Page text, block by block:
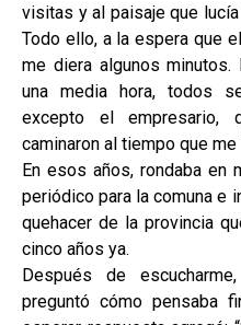
visitas y al paisaje que
Todo ello, a la espera que
me diera algunos
una media hora, todos
excepto el empresario,
caminaron al tiempo que
En esos años, rondaba en
periódico para la comuna e
quehacer de la provincia
cinco años ya.
Después de
preguntó cómo pensaba